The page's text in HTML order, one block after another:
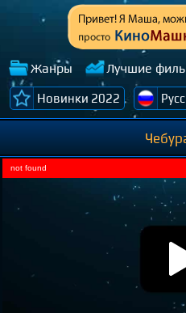
Жанры Лучшие
Новинки 2022
not found